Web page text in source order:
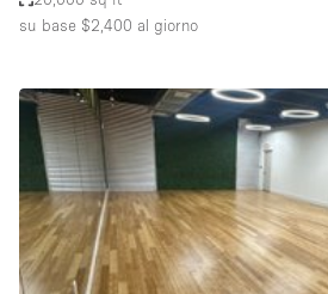
Industriale
Licenza per Liquori
Livello strada
Luce Diurna
Magazzino
Parcheggio privato
su base $2,400 al giorno